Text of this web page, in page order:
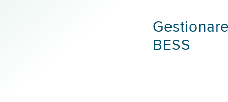
BESS